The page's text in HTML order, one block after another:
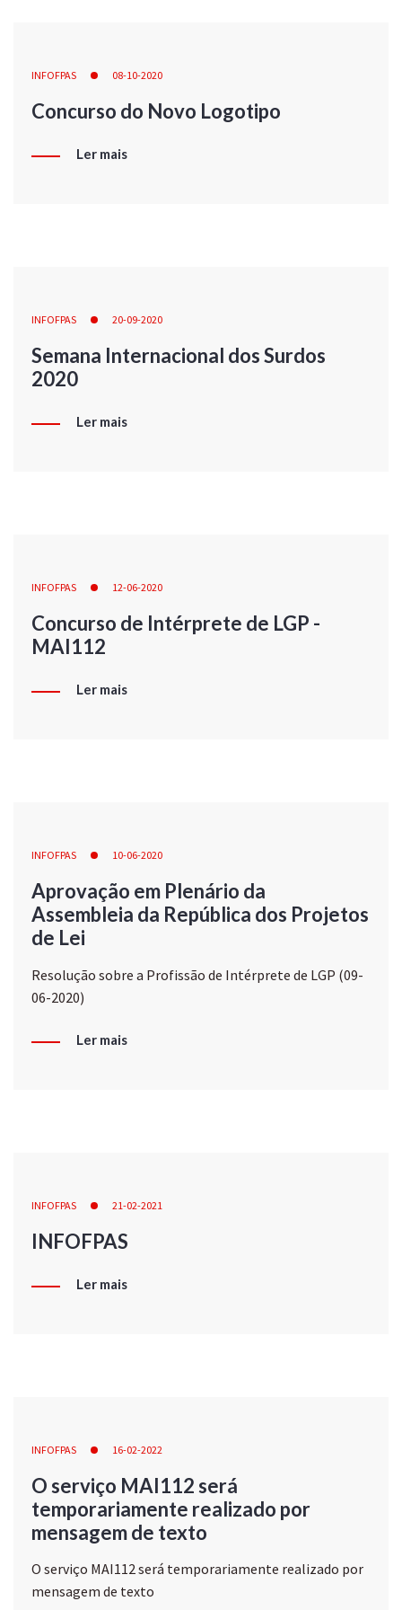
INFOFPAS 08-10-2020
Concurso do Novo Logotipo
Ler mais
INFOFPAS 20-09-2020
Semana Internacional dos Surdos
2020
Ler mais
INFOFPAS 12-06-2020
Concurso de Intérprete de LGP -
MAI112
Ler mais
INFOFPAS 10-06-2020
Aprovação em Plenário da
Assembleia da República dos Projetos
de Lei
Resolução sobre a Profissão de Intérprete de LGP (09-
06-2020)
Ler mais
INFOFPAS 21-02-2021
INFOFPAS
Ler mais
INFOFPAS 16-02-2022
O serviço MAI112 será
temporariamente realizado por
mensagem de texto
O serviço MAI112 será temporariamente realizado por
mensagem de texto